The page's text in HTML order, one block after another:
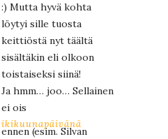
:) Mutta hyvä kohta
löytyi sille tuosta
keittiöstä nyt täältä
sisältäkin eli olkoon
toistaiseksi siinä!
Ja hmm… joo… Sellainen
ei ois
ikikuunapäivänä
ennen (esim. Silvan